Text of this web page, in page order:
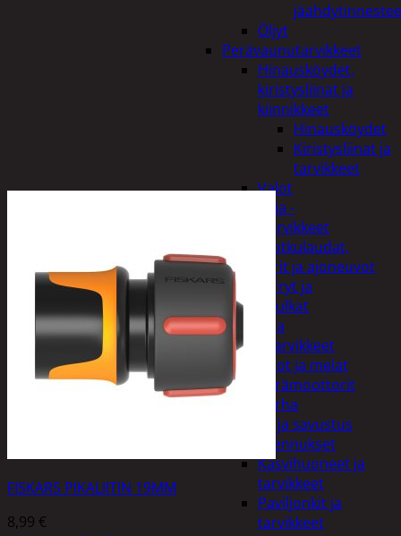
Öljyt
Perävaunutarvikkeet
Hinausköydet,
kiristysliinat ja
kiinnikkeet
Hinausköydet
Kiristysliinat ja
tarvikkeet
Valot
Rengas ja -
vannetarvikkeet
Sähköpotkulaudat,
skootterit ja ajoneuvot
Tukkikärryt ja
juontopulkat
Veneet ja
veneilytarvikkeet
Airot ja melat
Perämoottorit
Piha ja puutarha
Grillaus ja savustus
Piharakennukset
Kasvihuoneet ja
tarvikkeet
Paviljonkit ja
tarvikkeet
FISKARS PIKALIITIN 19MM
8,99 €